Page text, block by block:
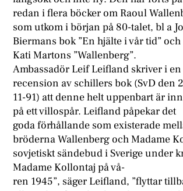
redan i flera böcker om Raoul
som utkom i början på 80-talet, bl a
Biermans bok ”En hjälte i vår tid” och
Kati Martons ”Wallenberg”.
Ambassadör Leif Leifland skriver i en
recension av schillers bok (SvD den
11-91) att denne helt uppenbart är
på ett villospår. Leifland påpekar det
goda förhållande som existerade
bröderna Wallenberg och Madame
sovjetiskt sändebud i Sverige under
Madame Kollontaj på vå-
ren 1945”, säger Leifland, ”flyttar